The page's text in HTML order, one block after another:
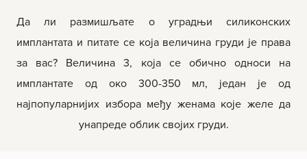
Да ли размишљате о уградњи силиконских
имплантата и питате се која величина груди је права
за вас? Величина 3, која се обично односи на
имплантате од око 300-350 мл, један је од
најпопуларнијих избора међу женама које желе да
унапреде облик својих груди.